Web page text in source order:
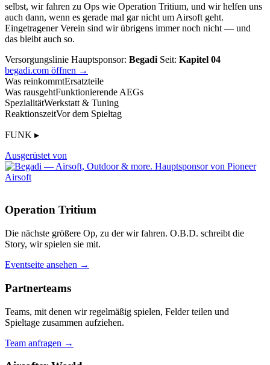
selbst, wir fahren zu Ops wie Operation Tritium, und wir helfen uns
auch dann, wenn es gerade mal gar nicht um Airsoft geht.
Eingetragener Verein sind wir übrigens immer noch nicht — und
das bleibt auch so.
Versorgungslinie Hauptsponsor: Begadi Seit: Kapitel 04
begadi.com öffnen →
Was reinkommtErsatzteile
Was rausgehtFunktionierende AEGs
SpezialitätWerkstatt & Tuning
ReaktionszeitVor dem Spieltag
FUNK ▸
Ausgerüstet von
Operation Tritium
Die nächste größere Op, zu der wir fahren. O.B.D. schreibt die
Story, wir spielen sie mit.
Eventseite ansehen →
Partnerteams
Teams, mit denen wir regelmäßig spielen, Felder teilen und
Spieltage zusammen aufziehen.
Team anfragen →